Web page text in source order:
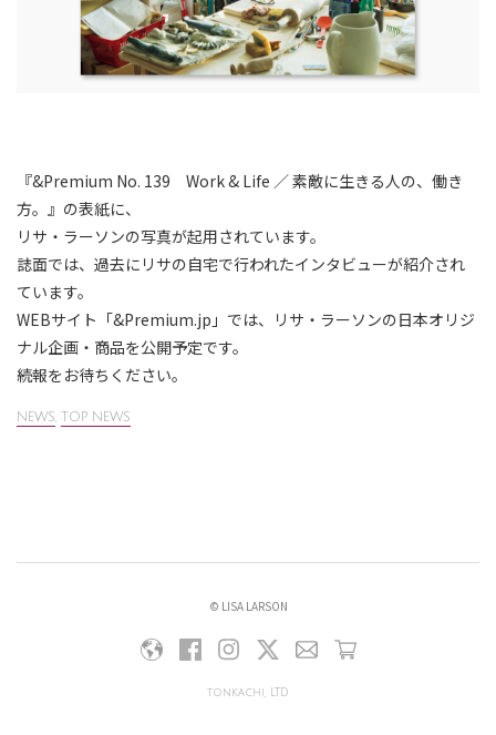
『&Premium No. 139 Work & Life ／ 素敵に生きる人の、働き
方。』の表紙に、
リサ・ラーソンの写真が起用されています。
誌面では、過去にリサの自宅で行われたインタビューが紹介され
ています。
WEBサイト「&Premium.jp」では、リサ・ラーソンの日本オリジ
ナル企画・商品を公開予定です。
続報をお待ちください。
NEWS TOP NEWS
© LISA LARSON
tonkachi, LTD